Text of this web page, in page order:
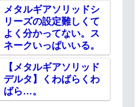
メタルギアソリッドシ
リーズの設定難しくて
よく分かってない。ス
ネークいっぱいいる。
【メタルギアソリッド
デルタ】くわばらくわ
ばら…。